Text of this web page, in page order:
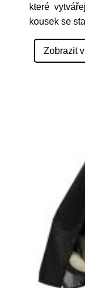
které
kousek se sta
Zobrazit